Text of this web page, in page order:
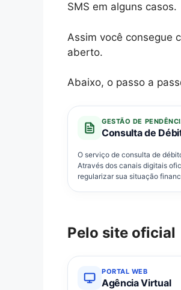
SMS em alguns casos.
Assim você consegue
aberto.
Abaixo, o passo a
GESTÃO DE
Consulta de
O serviço de consulta de
Através dos canais digitais
regularizar sua situação
Pelo site oficial
PORTAL WEB
Agência Virtual